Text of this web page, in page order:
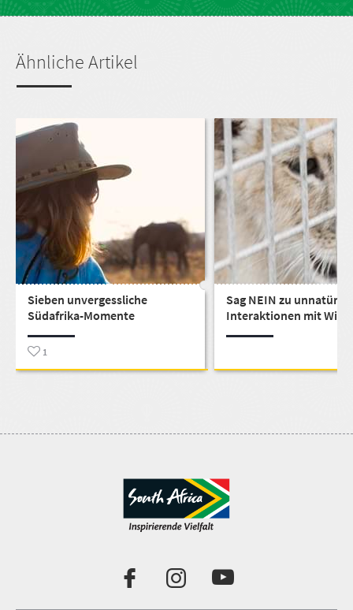
Ähnliche Artikel
Sieben unvergessliche
Südafrika-Momente
1
Sag NEIN zu
Interaktionen mit